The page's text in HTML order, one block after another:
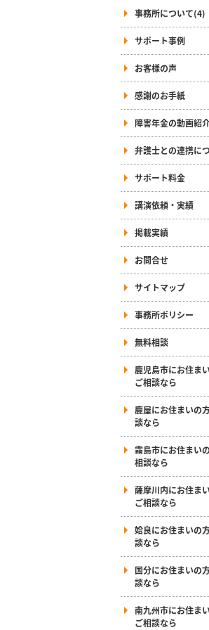
事務所について(4)
サポート事例
お客様の声
感謝のお手紙
障害年金の動画紹
弁護士との連携に
サポート料金
講演依頼・実績
掲載実績
お問合せ
サイトマップ
事務所ポリシー
無料相談
鹿児島市にお住ま
ご相談なら
鹿屋にお住まいの
談なら
霧島市にお住まい
相談なら
薩摩川内にお住ま
ご相談なら
姶良にお住まいの
談なら
国分にお住まいの
談なら
南九州市にお住ま
ご相談なら